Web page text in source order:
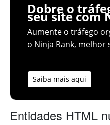
Dobre o
seu site com
Aumente o tráfego
o Ninja Rank, melhor
Saiba mais aqui
Entidades HTML